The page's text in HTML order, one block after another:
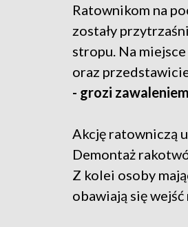
Ratownikom na
zostały
stropu. Na
oraz
- grozi
Akcję ratowniczą
Demontaż
Z kolei osoby
obawiają się